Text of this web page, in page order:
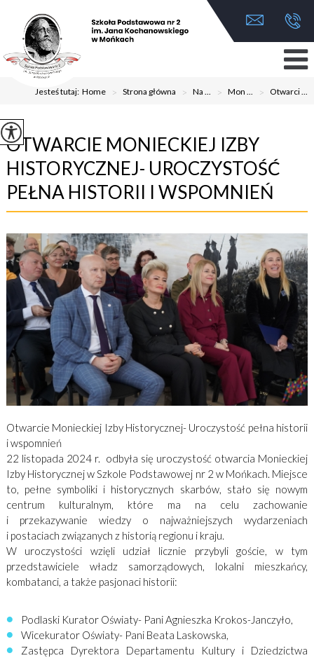
Jesteś tutaj:Home > Strona główna > Na ... > Mon ... > Otwarci ...
OTWARCIE MONIECKIEJ IZBY
HISTORYCZNEJ- UROCZYSTOŚĆ
PEŁNA HISTORII I WSPOMNIEŃ
Otwarcie Monieckiej Izby Historycznej- Uroczystość pełna historii
i wspomnień
22 listopada 2024 r. odbyła się uroczystość otwarcia Monieckiej
Izby Historycznej w Szkole Podstawowej nr 2 w Mońkach. Miejsce
to, pełne symboliki i historycznych skarbów, stało się nowym
centrum kulturalnym, które ma na celu zachowanie
i przekazywanie wiedzy o najważniejszych wydarzeniach
i postaciach związanych z historią regionu i kraju.
W uroczystości wzięli udział licznie przybyli goście, w tym
przedstawiciele władz samorządowych, lokalni mieszkańcy,
kombatanci, a także pasjonaci historii:
Podlaski Kurator Oświaty- Pani Agnieszka Krokos-Janczyło,
Wicekurator Oświaty- Pani Beata Laskowska,
Zastępca Dyrektora Departamentu Kultury i Dziedzictwa